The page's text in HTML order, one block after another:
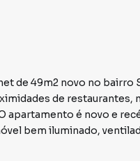
de 49m2 novo no bairro
de restaurantes,
apartamento é novo e
bem iluminado,